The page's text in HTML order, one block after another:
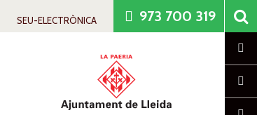
SEU-ELECTRÒNICA 973 700 319